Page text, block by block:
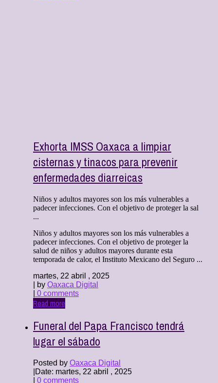
Exhorta IMSS Oaxaca a limpiar
cisternas y tinacos para prevenir
enfermedades diarreicas
Niños y adultos mayores son los más vulnerables a
padecer infecciones. Con el objetivo de proteger la sal
...
Niños y adultos mayores son los más vulnerables a
padecer infecciones. Con el objetivo de proteger la
salud de niños y adultos mayores durante esta
temporada de calor, el Instituto Mexicano del Seguro ...
martes, 22 abril , 2025
| by Oaxaca Digital
0 comments
Read more
Funeral del Papa Francisco tendrá
lugar el sábado
Posted by Oaxaca Digital
Date: martes, 22 abril , 2025
0 comments